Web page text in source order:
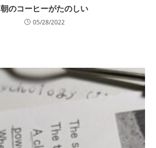
朝のコーヒーがたのしい
05/28/2022